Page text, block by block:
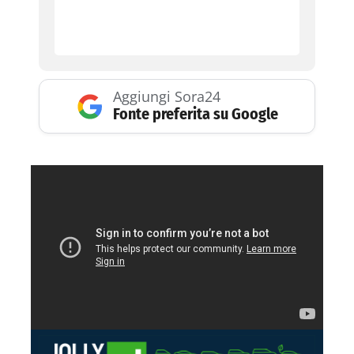
Aggiungi Sora24
Fonte preferita su Google